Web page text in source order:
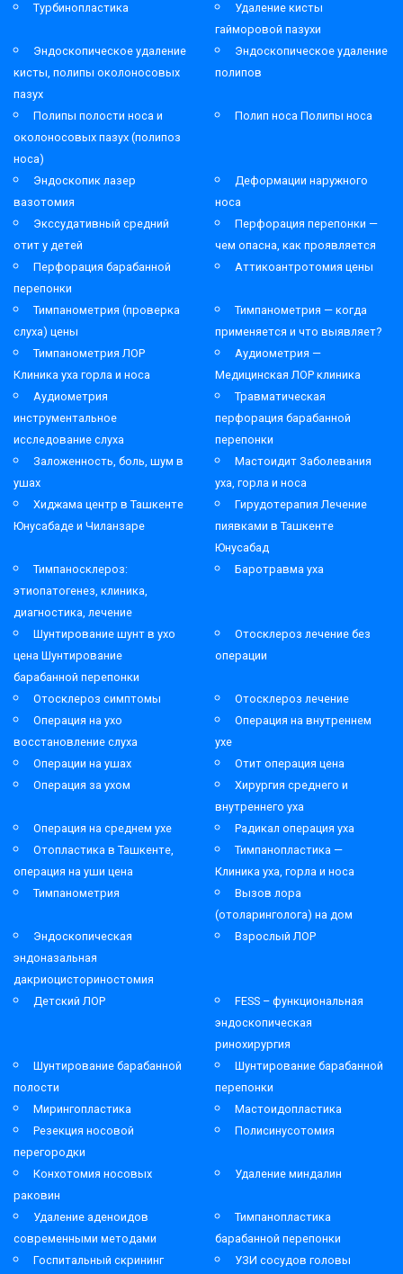
Турбинопластика
Удаление кисты
гайморовой пазухи
Эндоскопическое удаление
кисты, полипы околоносовых
пазух
Эндоскопическое удаление
полипов
Полипы полости носа и
околоносовых пазух (полипоз
носа)
Полип носа Полипы носа
Эндоскопик лазер
вазотомия
Деформации наружного
носа
Экссудативный средний
отит у детей
Перфорация перепонки —
чем опасна, как проявляется
Перфорация барабанной
перепонки
Аттикоантротомия цены
Тимпанометрия (проверка
слуха) цены
Тимпанометрия — когда
применяется и что выявляет?
Тимпанометрия ЛОР
Клиника уха горла и носа
Аудиометрия —
Медицинская ЛОР клиника
Аудиометрия
инструментальное
исследование слуха
Травматическая
перфорация барабанной
перепонки
Заложенность, боль, шум в
ушах
Мастоидит Заболевания
уха, горла и носа
Хиджама центр в Ташкенте
Юнусабаде и Чиланзаре
Гирудотерапия Лечение
пиявками в Ташкенте
Юнусабад
Тимпаносклероз:
этиопатогенез, клиника,
диагностика, лечение
Баротравма уха
Шунтирование шунт в ухо
цена Шунтирование
барабанной перепонки
Отосклероз лечение без
операции
Отосклероз симптомы
Отосклероз лечение
Операция на ухо
восстановление слуха
Операция на внутреннем
ухе
Операции на ушах
Отит операция цена
Операция за ухом
Хирургия среднего и
внутреннего уха
Операция на среднем ухе
Радикал операция уха
Отопластика в Ташкенте,
операция на уши цена
Тимпанопластика —
Клиника уха, горла и носа
Тимпанометрия
Вызов лора
(отоларинголога) на дом
Эндоскопическая
эндоназальная
дакриоцисториностомия
Взрослый ЛОР
Детский ЛОР
FESS – функциональная
эндоскопическая
ринохирургия
Шунтирование барабанной
полости
Шунтирование барабанной
перепонки
Мирингопластика
Мастоидопластика
Резекция носовой
перегородки
Полисинусотомия
Конхотомия носовых
раковин
Удаление миндалин
Удаление аденоидов
современными методами
Тимпанопластика
барабанной перепонки
Госпитальный скрининг
УЗИ сосудов головы